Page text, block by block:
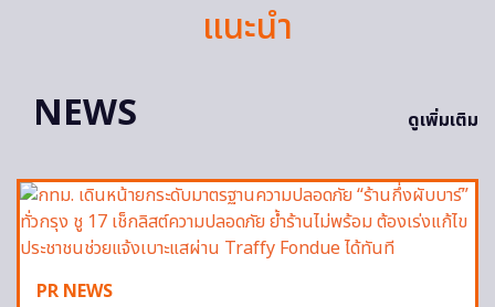
แนะนำ
NEWS
ดูเพิ่มเติม
PR NEWS